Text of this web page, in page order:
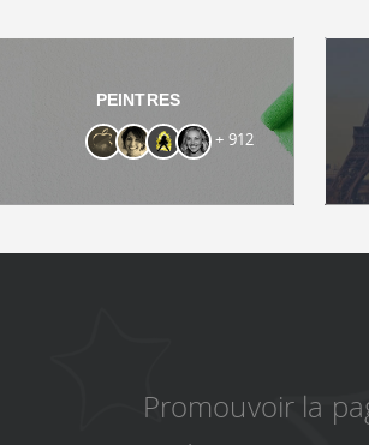
PEINTRES
+ 912
Promouvoir la